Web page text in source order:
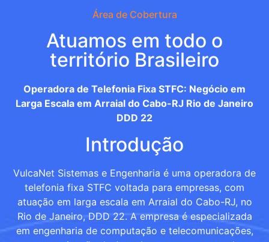
Área de Cobertura
Atuamos em todo o
território Brasileiro
Operadora de Telefonia Fixa STFC: Negócio em
Larga Escala em Arraial do Cabo-RJ Rio de Janeiro
DDD 22
Introdução
VulcaNet Sistemas e Engenharia é uma operadora de
telefonia fixa STFC voltada para empresas, com
atuação em larga escala em Arraial do Cabo-RJ, no
Rio de Janeiro, DDD 22. A empresa é especializada
em engenharia de computação e telecomunicações,